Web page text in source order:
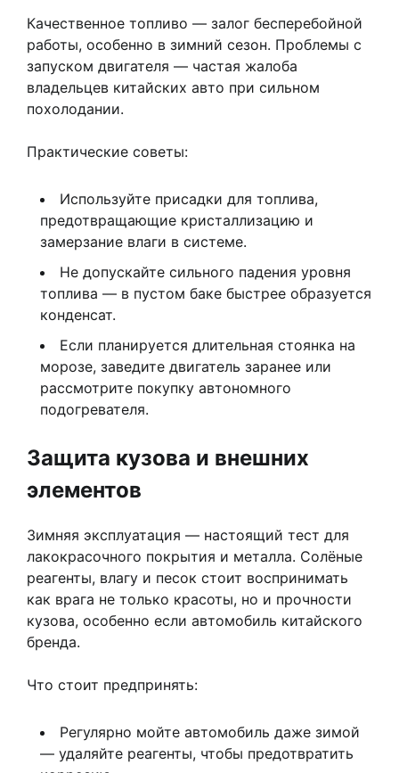
Качественное топливо — залог бесперебойной
работы, особенно в зимний сезон. Проблемы с
запуском двигателя — частая жалоба
владельцев китайских авто при сильном
похолодании.
Практические советы:
Используйте присадки для топлива,
предотвращающие кристаллизацию и
замерзание влаги в системе.
Не допускайте сильного падения уровня
топлива — в пустом баке быстрее образуется
конденсат.
Если планируется длительная стоянка на
морозе, заведите двигатель заранее или
рассмотрите покупку автономного
подогревателя.
Защита кузова и внешних
элементов
Зимняя эксплуатация — настоящий тест для
лакокрасочного покрытия и металла. Солёные
реагенты, влагу и песок стоит воспринимать
как врага не только красоты, но и прочности
кузова, особенно если автомобиль китайского
бренда.
Что стоит предпринять:
Регулярно мойте автомобиль даже зимой
— удаляйте реагенты, чтобы предотвратить